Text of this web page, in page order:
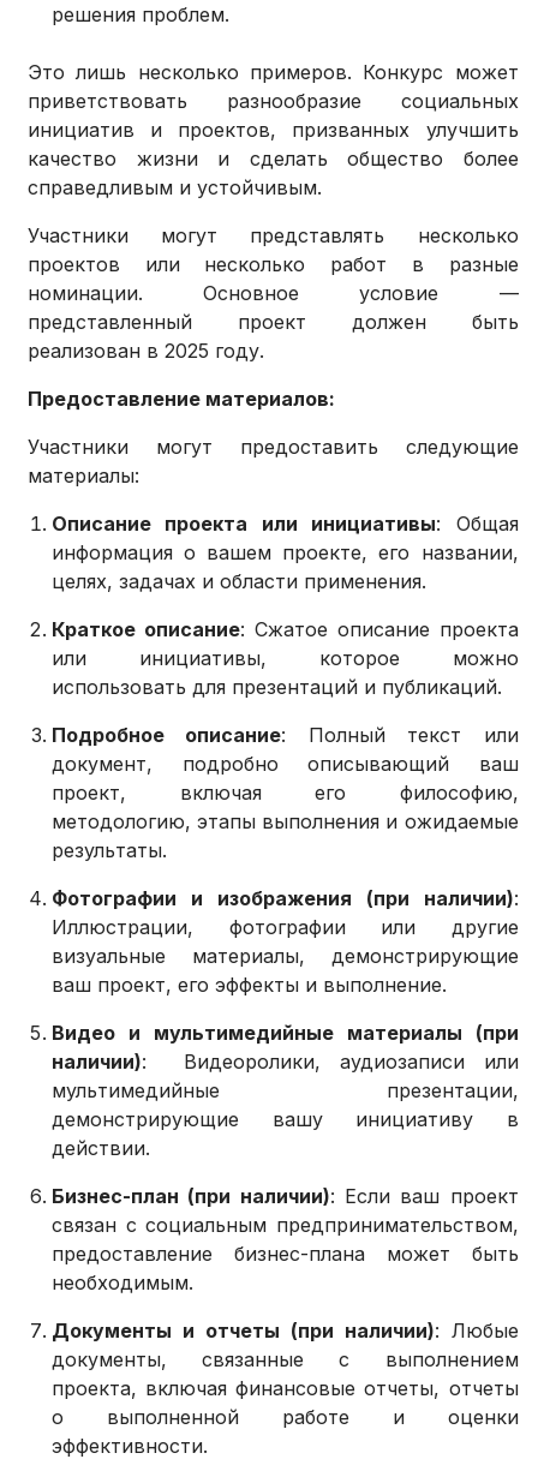
решения проблем.
Это лишь несколько примеров. Конкурс может
приветствовать разнообразие социальных
инициатив и проектов, призванных улучшить
качество жизни и сделать общество более
справедливым и устойчивым.
Участники могут представлять несколько
проектов или несколько работ в разные
номинации. Основное условие —
представленный проект должен быть
реализован в 2025 году.
Предоставление материалов:
Участники могут предоставить следующие
материалы:
Описание проекта или инициативы: Общая
информация о вашем проекте, его названии,
целях, задачах и области применения.
Краткое описание: Сжатое описание проекта
или инициативы, которое можно
использовать для презентаций и публикаций.
Подробное описание: Полный текст или
документ, подробно описывающий ваш
проект, включая его философию,
методологию, этапы выполнения и ожидаемые
результаты.
Фотографии и изображения (при наличии):
Иллюстрации, фотографии или другие
визуальные материалы, демонстрирующие
ваш проект, его эффекты и выполнение.
Видео и мультимедийные материалы (при
наличии): Видеоролики, аудиозаписи или
мультимедийные презентации,
демонстрирующие вашу инициативу в
действии.
Бизнес-план (при наличии): Если ваш проект
связан с социальным предпринимательством,
предоставление бизнес-плана может быть
необходимым.
Документы и отчеты (при наличии): Любые
документы, связанные с выполнением
проекта, включая финансовые отчеты, отчеты
о выполненной работе и оценки
эффективности.